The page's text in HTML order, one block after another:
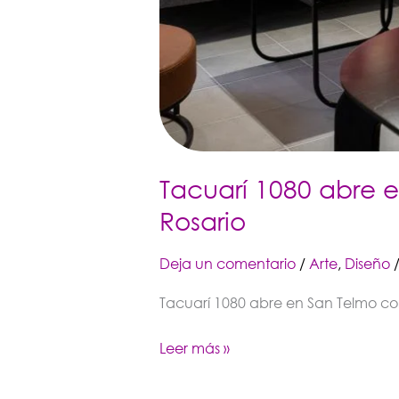
Tacuarí 1080 abre
Rosario
Deja un comentario / Arte, Diseño/
Tacuarí 1080 abre en San Telmo
Leer más »